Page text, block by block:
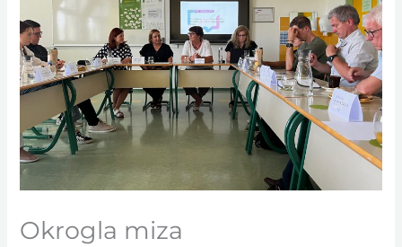
Okrogla miza